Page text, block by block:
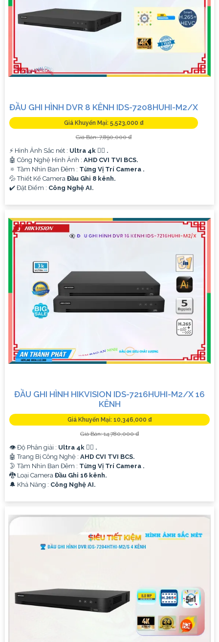
Giá phải chăng với chất lượng
chắc chắn hơn.
Nhớ kiểm tra và lựa chọn sản phẩm phù hợp với nhu cầu sử
dụng và không gian lắp đặt của bạn. Bạn có thể tham khảo
thêm thông tin chi tiết và mua hàng tại các cửa hàng điện tử
uy tín hoặc cửa hàng thiết bị an ninh chuyên nghiệp. Chúc
bạn tìm được giải pháp an ninh phù hợp!
ĐẦU GHI HÌNH DVR 8 KÊNH IDS-7208HUHI-M2/X
Giá Khuyến Mại: 5,523,000 ₫
Giá Bán: 7,890,000 ₫
️⚡ Hình Ảnh Sắc nét : Ultra 4k 👍🏾 .
🤖️ Công Nghệ Hình Ảnh : AHD CVI TVI BCS.
🔅 Tầm Nhìn Ban Đêm : Từng Vị Trí Camera .
💦 Thiết Kế Camera Đầu Ghi 8 kênh.
️✔️ Đặt Điểm : Công Nghệ AI.
ĐẦU GHI HÌNH HIKVISION IDS-7216HUHI-M2/X 16
KÊNH
Giá Khuyến Mại: 10,346,000 ₫
Giá Bán: 14,780,000 ₫
👁 Độ Phân giải : Ultra 4k 👍🏾 .
🤖️ Trang Bị Công Nghệ : AHD CVI TVI BCS.
🌛 Tầm Nhìn Ban Đêm : Từng Vị Trí Camera .
🐉️ Loại Camera Đầu Ghi 16 kênh.
️🔔 Khả Năng : Công Nghệ AI.